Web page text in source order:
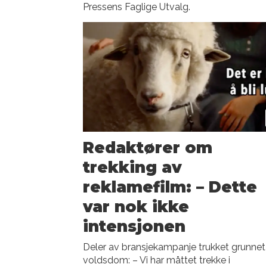
Pressens Faglige Utvalg.
Redaktører om
trekking av
reklamefilm: – Dette
var nok ikke
intensjonen
Deler av bransjekampanje trukket grunnet
voldsdom: – Vi har måttet trekke i